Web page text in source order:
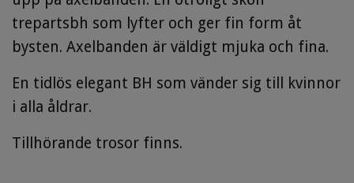
trepartsbh som lyfter och ger fin form åt
bysten. Axelbanden är väldigt mjuka och fina.
En tidlös elegant BH som vänder sig till kvinnor
i alla åldrar.
Tillhörande trosor finns.